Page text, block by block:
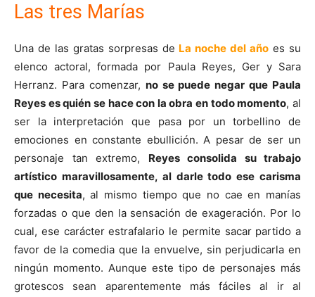
Las tres Marías
Una de las gratas sorpresas de La noche del año es su
elenco actoral, formada por Paula Reyes, Ger y Sara
Herranz. Para comenzar, no se puede negar que Paula
Reyes es quién se hace con la obra en todo momento, al
ser la interpretación que pasa por un torbellino de
emociones en constante ebullición. A pesar de ser un
personaje tan extremo, Reyes consolida su trabajo
artístico maravillosamente, al darle todo ese carisma
que necesita, al mismo tiempo que no cae en manías
forzadas o que den la sensación de exageración. Por lo
cual, ese carácter estrafalario le permite sacar partido a
favor de la comedia que la envuelve, sin perjudicarla en
ningún momento. Aunque este tipo de personajes más
grotescos sean aparentemente más fáciles al ir al